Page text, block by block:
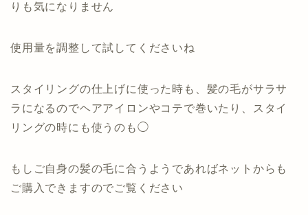
りも気になりません
使用量を調整して試してくださいね
スタイリングの仕上げに使った時も、髪の毛がサラサ
ラになるのでヘアアイロンやコテで巻いたり、スタイ
リングの時にも使うのも◯
もしご自身の髪の毛に合うようであればネットからも
ご購入できますのでご覧ください